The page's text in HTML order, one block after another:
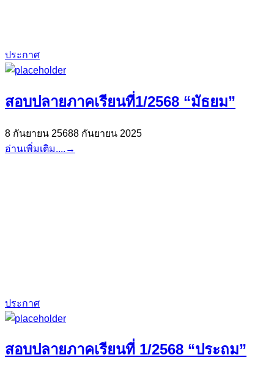
ประกาศ
สอบปลายภาคเรียนที่1/2568 “มัธยม”
8 กันยายน 25688 กันยายน 2025
อ่านเพิ่มเติม.... →
ประกาศ
สอบปลายภาคเรียนที่ 1/2568 “ประถม”